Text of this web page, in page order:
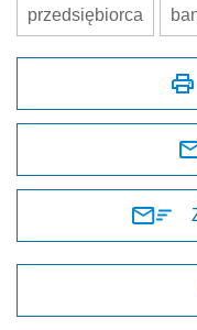
przedsiębiorca